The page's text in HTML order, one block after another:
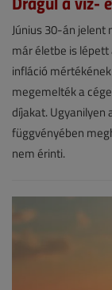
Hírek
2026.
július
1.
|
online
Június 30-án jelent
már életbe is lépett
infláció
megemelték a
díjakat. Ugyanilyen
függvényében
nem érinti.